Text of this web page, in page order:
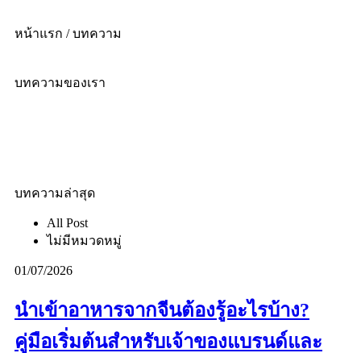
หน้าแรก / บทความ
บทความของเรา
บทความล่าสุด
All Post
ไม่มีหมวดหมู่
01/07/2026
นำเข้าอาหารจากจีนต้องรู้อะไรบ้าง?
คู่มือเริ่มต้นสำหรับเจ้าของแบรนด์และ